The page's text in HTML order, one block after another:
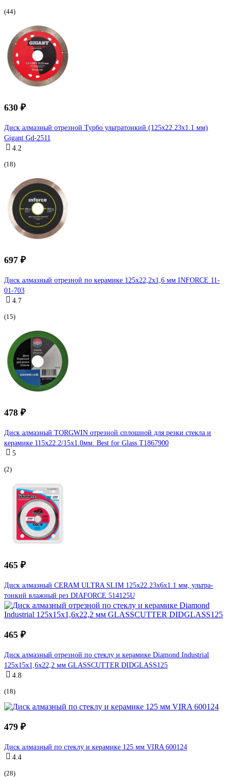
(44)
630 ₽
Диск алмазный отрезной Турбо ультратонкий (125x22.23х1.1 мм)
Gigant Gd-2511
4.2
(18)
697 ₽
Диск алмазный отрезной по керамике 125х22,2х1,6 мм INFORCE 11-
01-703
4.7
(15)
478 ₽
Диск алмазный TORGWIN отрезной сплошной для резки стекла и
керамике 115х22.2/15х1.0мм. Best for Glass T1867900
5
(2)
465 ₽
Диск алмазный CERAM ULTRA SLIM 125x22.23x6x1.1 мм, ультра-
тонкий влажный рез DIAFORCE 514125U
465 ₽
Диск алмазный отрезной по стеклу и керамике Diamond Industrial
125x15x1,6x22,2 мм GLASSCUTTER DIDGLASS125
4.8
(18)
479 ₽
Диск алмазный по стеклу и керамике 125 мм VIRA 600124
4.4
(28)